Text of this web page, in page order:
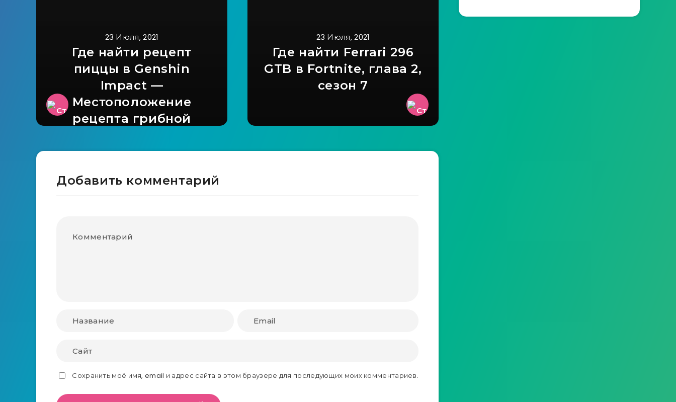
23 Июля, 2021
Где найти рецепт
пиццы в Genshin
Impact —
Местоположение
рецепта грибной
23 Июля, 2021
Где найти Ferrari 296
GTB в Fortnite, глава 2,
сезон 7
Добавить комментарий
Сохранить моё имя, email и адрес сайта в этом браузере для последующих моих комментариев.